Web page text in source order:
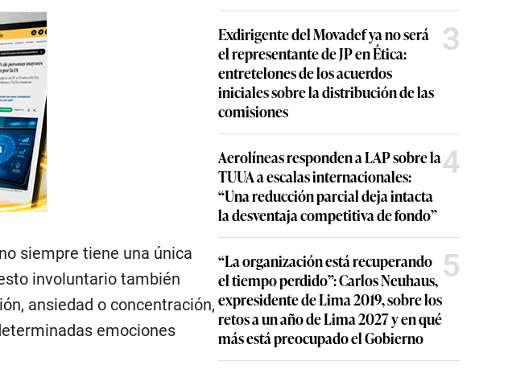
siempre tiene una única
involuntario también
ansiedad o concentración,
emociones
Exdirigente del Movadef ya no será
el representante de JP en Ética:
entretelones de los acuerdos
iniciales sobre la distribución de las
comisiones
3
Aerolíneas responden a LAP sobre la
TUUA a escalas internacionales:
“Una reducción parcial deja intacta
la desventaja competitiva de fondo”
4
“La organización está recuperando
el tiempo perdido”: Carlos Neuhaus,
expresidente de Lima 2019, sobre los
retos a un año de Lima 2027 y en qué
más está preocupado el Gobierno
5